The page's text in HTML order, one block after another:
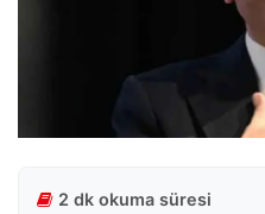
2 dk okuma süresi